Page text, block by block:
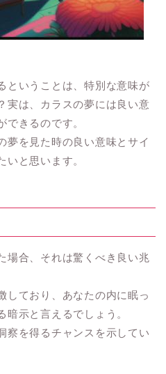
ということは、特別な意味が
実は、カラスの夢には良い意
できるのです。
夢を見た時の良い意味とサイ
いと思います。
場合、それは驚くべき良い兆
しており、あなたの内に眠っ
暗示と言えるでしょう。
察を得るチャンスを示してい